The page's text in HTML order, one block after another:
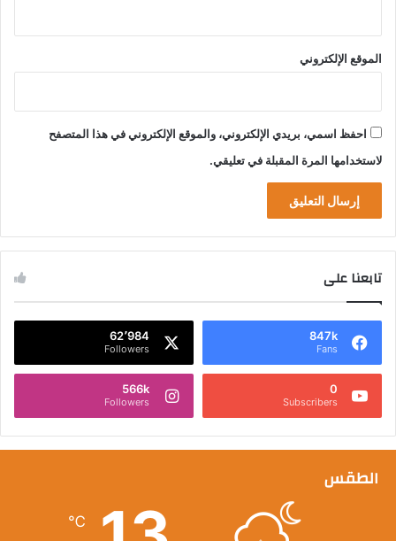
الموقع الإلكتروني
احفظ اسمي، بريدي الإلكتروني، والموقع الإلكتروني في هذا المتصفح
لاستخدامها المرة المقبلة في تعليقي.
تابعنا على
847k
Fans
62٬984
Followers
0
Subscribers
566k
Followers
الطقس
℃